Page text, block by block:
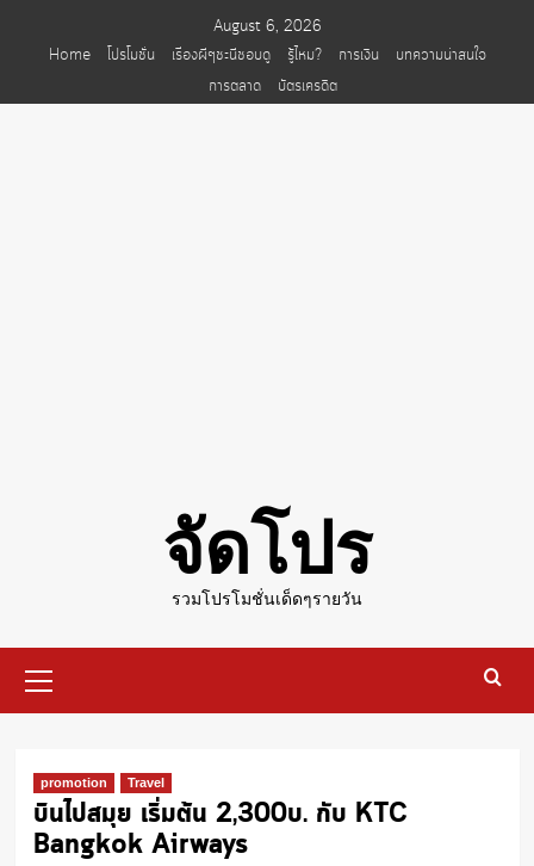
August 6, 2026
Home
โปรโมชั่น เรื่องผีๆชะนีชอบดู รู้ไหม? การเงิน
บทความน่าสนใจ
การตลาด
บัตรเครดิต
จัดโปร
รวมโปรโมชั่นเด็ดๆรายวัน
Menu
promotion Travel
บินไปสมุย เริ่มต้น 2,300บ. กับ KTC
Bangkok Airways